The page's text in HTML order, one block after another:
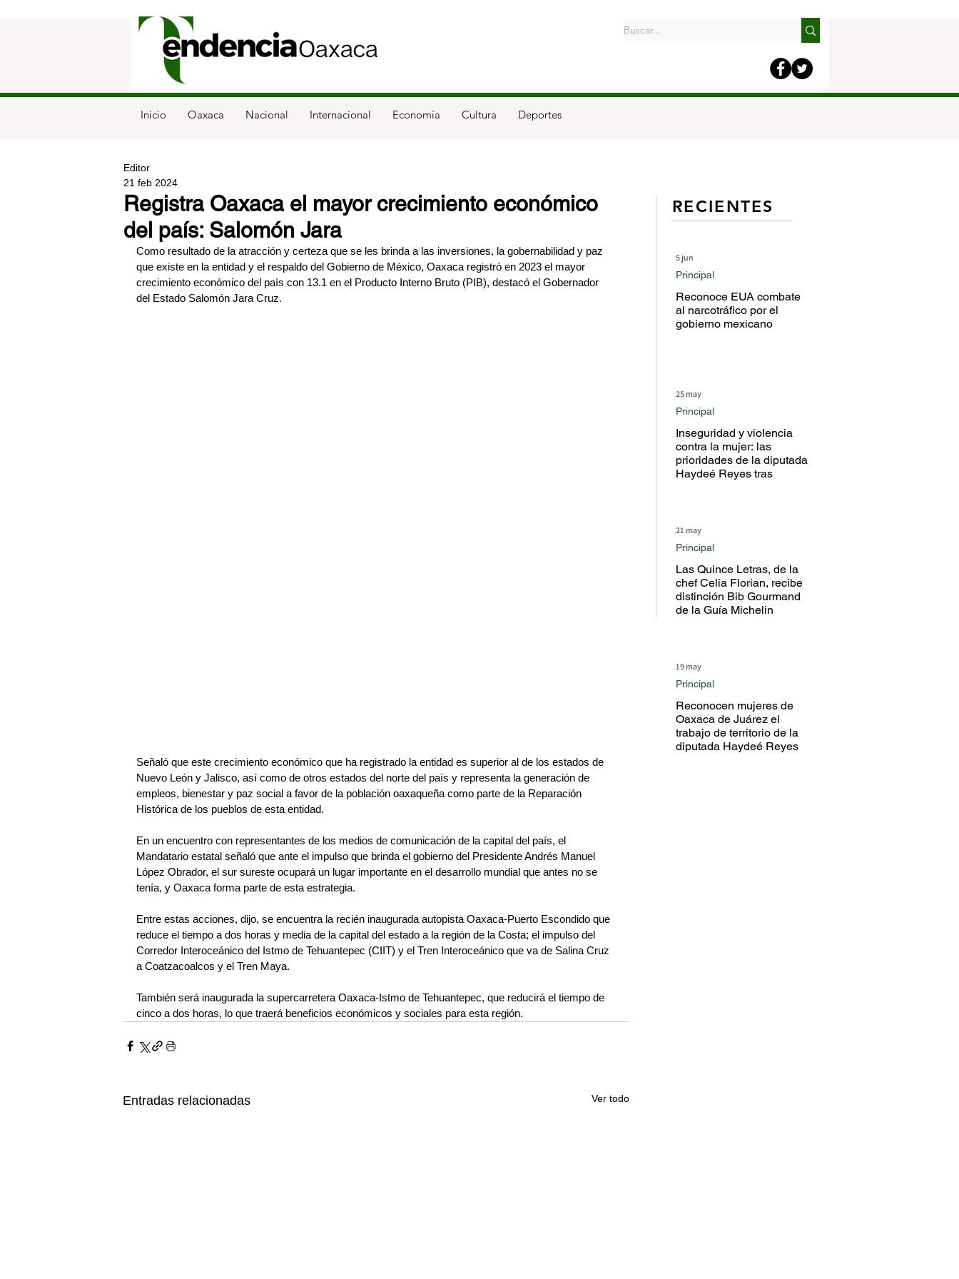
Inicio Oaxaca Nacional Internacional Economía Cultura Deportes
Registra Oaxaca el mayor crecimiento económico
del país: Salomón Jara
Editor
21 feb 2024
Como resultado de la atracción y certeza que se les brinda a las inversiones, la gobernabilidad y paz
que existe en la entidad y el respaldo del Gobierno de México, Oaxaca registró en 2023 el mayor
crecimiento económico del país con 13.1 en el Producto Interno Bruto (PIB), destacó el Gobernador
del Estado Salomón Jara Cruz.
Señaló que este crecimiento económico que ha registrado la entidad es superior al de los estados de
Nuevo León y Jalisco, así como de otros estados del norte del país y representa la generación de
empleos, bienestar y paz social a favor de la población oaxaqueña como parte de la Reparación
Histórica de los pueblos de esta entidad.
En un encuentro con representantes de los medios de comunicación de la capital del país, el
Mandatario estatal señaló que ante el impulso que brinda el gobierno del Presidente Andrés Manuel
López Obrador, el sur sureste ocupará un lugar importante en el desarrollo mundial que antes no se
tenía, y Oaxaca forma parte de esta estrategia.
Entre estas acciones, dijo, se encuentra la recién inaugurada autopista Oaxaca-Puerto Escondido que
reduce el tiempo a dos horas y media de la capital del estado a la región de la Costa; el impulso del
Corredor Interoceánico del Istmo de Tehuantepec (CIIT) y el Tren Interoceánico que va de Salina Cruz
a Coatzacoalcos y el Tren Maya.
También será inaugurada la supercarretera Oaxaca-Istmo de Tehuantepec, que reducirá el tiempo de
cinco a dos horas, lo que traerá beneficios económicos y sociales para esta región.
Entradas relacionadas Ver todo
Reconoce EUA combate
al narcotráfico por el
gobierno mexicano
Principal
5 jun
Inseguridad y violencia
contra la mujer: las
prioridades de la diputada
Haydeé Reyes tras
Principal
25 may
Las Quince Letras, de la
chef Celia Florian, recibe
distinción Bib Gourmand
de la Guía Michelin
Principal
21 may
Reconocen mujeres de
Oaxaca de Juárez el
trabajo de territorio de la
diputada Haydeé Reyes
Principal
19 may
RECIENTES